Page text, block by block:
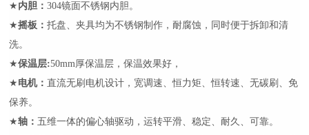
★ 内胆：304镜面不锈钢 内胆。
★摇板：托盘、夹具均为不锈钢制作， 耐腐蚀 ，同时便于拆卸和清
洗。
★保温层:50mm厚保温层，保温效果好，
★ 电机：直流无刷 电机设计，宽调速、恒力矩、恒转速、无碳刷、免
保养。
★轴： 五维一体的偏心轴驱动，运转平滑、稳定、耐久、可靠。